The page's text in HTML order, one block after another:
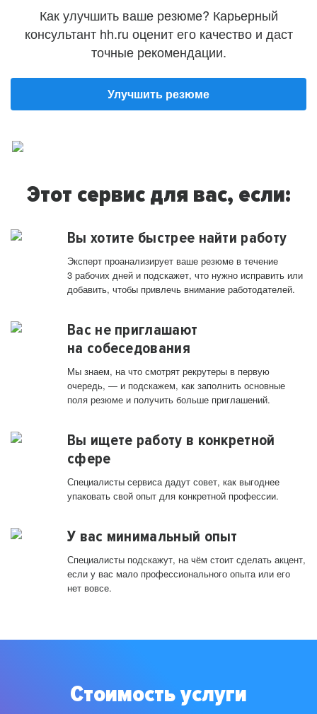
Как улучшить ваше резюме? Карьерный
консультант hh.ru оценит его качество и даст
точные рекомендации.
Улучшить резюме
Этот сервис для вас, если:
Вы хотите быстрее найти работу
Эксперт проанализирует ваше резюме в течение
3 рабочих дней и подскажет, что нужно исправить или
добавить, чтобы привлечь внимание работодателей.
Вас не приглашают
на собеседования
Мы знаем, на что смотрят рекрутеры в первую
очередь, — и подскажем, как заполнить основные
поля резюме и получить больше приглашений.
Вы ищете работу в конкретной
сфере
Специалисты сервиса дадут совет, как выгоднее
упаковать свой опыт для конкретной профессии.
У вас минимальный опыт
Специалисты подскажут, на чём стоит сделать акцент,
если у вас мало профессионального опыта или его
нет вовсе.
Стоимость услуги